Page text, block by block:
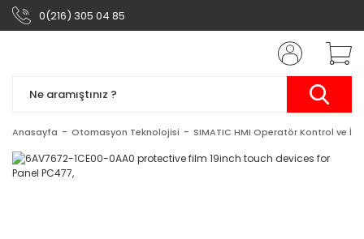
0(216) 305 04 85
Anasayfa Otomasyon Teknolojisi SIMATIC HMI Operatör Kontrol ve